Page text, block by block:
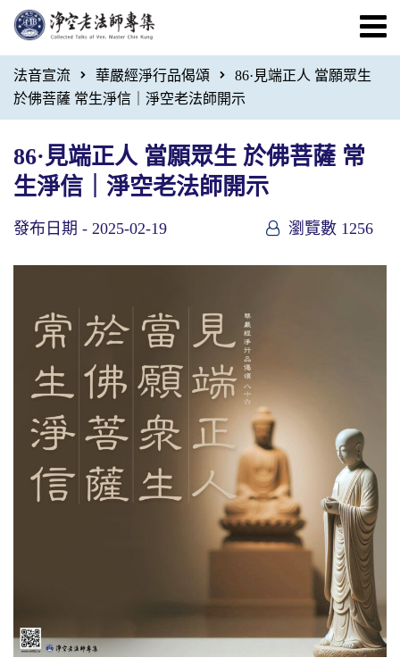
法音宣流 華嚴經淨行品偈頌
86·見端正人 當願眾生
於佛菩薩 常生淨信｜淨空老法師開示
86·見端正人 當願眾生 於佛菩薩 常
生淨信｜淨空老法師開示
發布日期 - 2025-02-19 瀏覽數 1256